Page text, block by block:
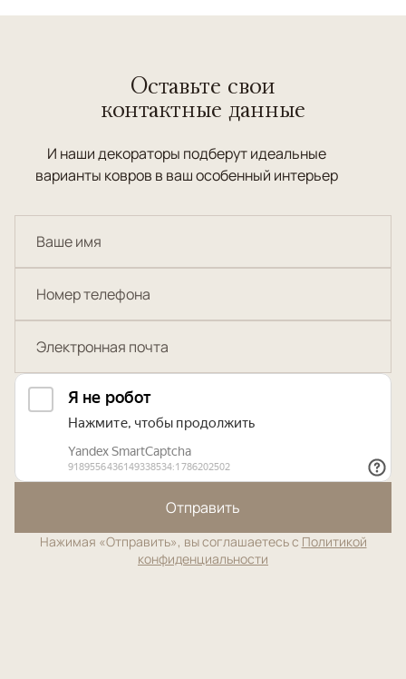
Оставьте свои
контактные данные
И наши декораторы подберут идеальные
варианты ковров в ваш особенный интерьер
Отправить
Нажимая «Отправить», вы соглашаетесь с Политикой
конфиденциальности